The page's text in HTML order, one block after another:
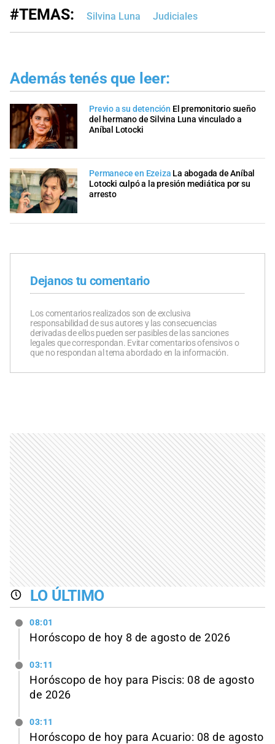
#TEMAS: Silvina Luna Judiciales
Además tenés que leer:
Previo a su detención El premonitorio sueño
del hermano de Silvina Luna vinculado a
Aníbal Lotocki
Permanece en Ezeiza La abogada de Aníbal
Lotocki culpó a la presión mediática por su
arresto
Dejanos tu comentario
Los comentarios realizados son de exclusiva
responsabilidad de sus autores y las consecuencias
derivadas de ellos pueden ser pasibles de las sanciones
legales que correspondan. Evitar comentarios ofensivos o
que no respondan al tema abordado en la información.
LO ÚLTIMO
08:01
Horóscopo de hoy 8 de agosto de 2026
03:11
Horóscopo de hoy para Piscis: 08 de agosto
de 2026
03:11
Horóscopo de hoy para Acuario: 08 de agosto